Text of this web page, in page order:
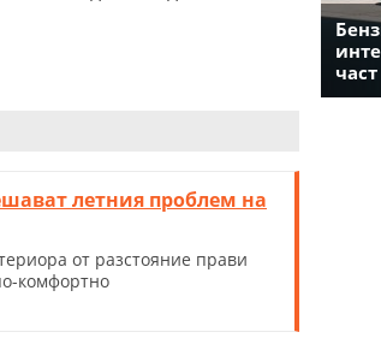
летния проблем на
от разстояние прави
комфортно
част